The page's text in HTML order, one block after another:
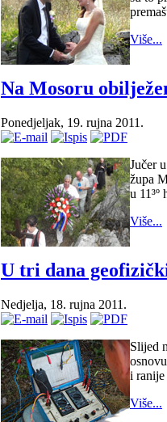
Više...
Na Mosoru
Ponedjeljak, 19. rujna 2011.
Jučer
župa
u
Više...
U tri dana
Nedjelja, 18. rujna 2011.
Slijed
i ranije
Više...